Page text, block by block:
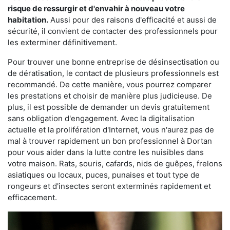
risque de ressurgir et d'envahir à nouveau votre
habitation. Aussi pour des raisons d'efficacité et aussi de
sécurité, il convient de contacter des professionnels pour
les exterminer définitivement.
Pour trouver une bonne entreprise de désinsectisation ou
de dératisation, le contact de plusieurs professionnels est
recommandé. De cette manière, vous pourrez comparer
les prestations et choisir de manière plus judicieuse. De
plus, il est possible de demander un devis gratuitement
sans obligation d'engagement. Avec la digitalisation
actuelle et la prolifération d'Internet, vous n'aurez pas de
mal à trouver rapidement un bon professionnel à Dortan
pour vous aider dans la lutte contre les nuisibles dans
votre maison. Rats, souris, cafards, nids de guêpes, frelons
asiatiques ou locaux, puces, punaises et tout type de
rongeurs et d'insectes seront exterminés rapidement et
efficacement.